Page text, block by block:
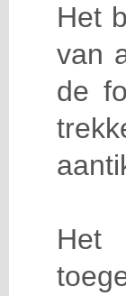
Het
van
de
Het